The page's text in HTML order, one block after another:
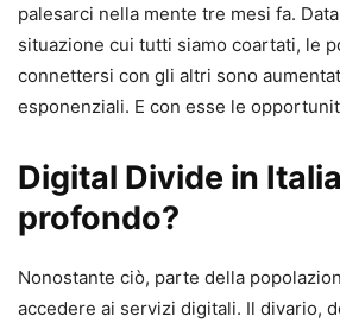
palesarci nella mente tre mesi fa.
situazione cui tutti siamo coartati, le
connettersi con gli altri sono
esponenziali. E con esse le
Digital Divide in
profondo?
Nonostante ciò, parte della
accedere ai servizi digitali. Il divario,